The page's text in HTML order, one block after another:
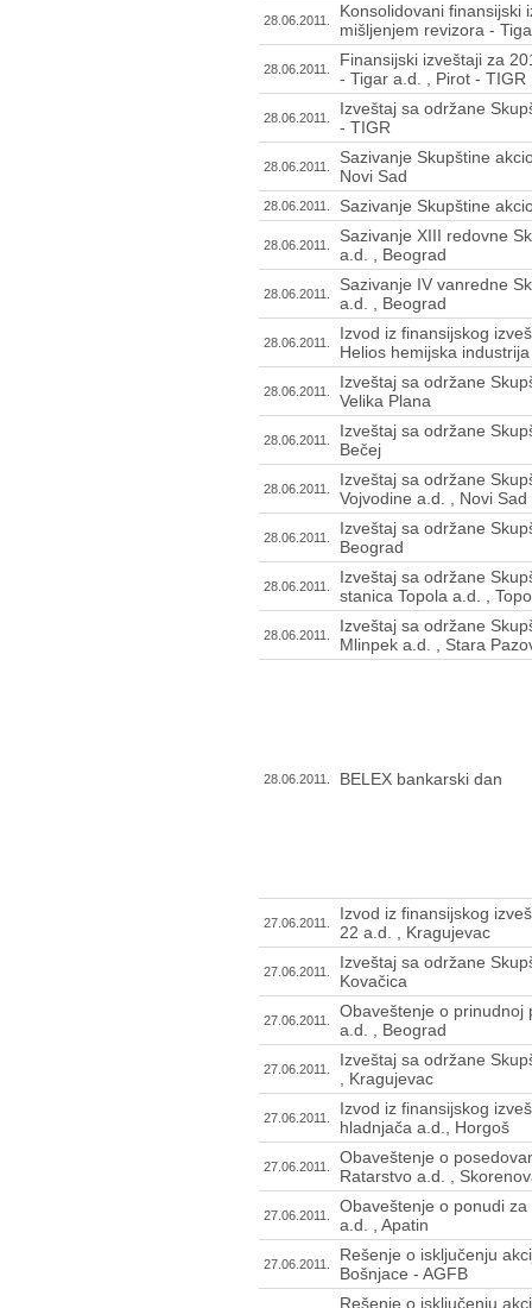
28.06.2011.
Konsolidovani finansijski
mišljenjem revizora -
28.06.2011.
Finansijski izveštaji za
- Tigar a.d. , Pirot - TIGR
28.06.2011.
Izveštaj sa održane
- TIGR
28.06.2011.
Sazivanje Skupštine
Novi Sad
28.06.2011. Sazivanje Skupštine
28.06.2011.
Sazivanje XIII redovne
a.d. , Beograd
28.06.2011.
Sazivanje IV vanredne
a.d. , Beograd
28.06.2011.
Izvod iz finansijskog
Helios hemijska
28.06.2011.
Izveštaj sa održane
Velika Plana
28.06.2011.
Izveštaj sa održane
Bečej
28.06.2011.
Izveštaj sa održane
Vojvodine a.d. , Novi Sad
28.06.2011.
Izveštaj sa održane
Beograd
28.06.2011.
Izveštaj sa održane
stanica Topola a.d. ,
28.06.2011.
Izveštaj sa održane
Mlinpek a.d. , Stara
28.06.2011. BELEX bankarski dan
27.06.2011.
Izvod iz finansijskog
22 a.d. , Kragujevac
27.06.2011.
Izveštaj sa održane
Kovačica
27.06.2011.
Obaveštenje o prinudnoj
a.d. , Beograd
27.06.2011.
Izveštaj sa održane
, Kragujevac
27.06.2011.
Izvod iz finansijskog
hladnjača a.d., Horgoš
27.06.2011.
Obaveštenje o
Ratarstvo a.d. ,
27.06.2011.
Obaveštenje o ponudi
a.d. , Apatin
27.06.2011.
Rešenje o isključenju
Bošnjace - AGFB
Rešenje o isključenju